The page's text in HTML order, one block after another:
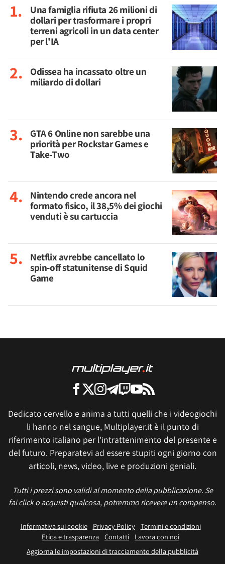
Una famiglia rifiuta 26 milioni di
dollari per trasformare i propri
terreni agricoli in un data center
per l'IA
Odissea ha incassato oltre un
miliardo di dollari
GTA 6 Online non sarebbe una
priorità per Rockstar Games e
Take-Two
Nintendo crede ancora nel
formato fisico, il 38,5% dei giochi
venduti è su cartuccia
Netflix avrebbe cancellato lo
spin-off statunitense di Squid
Game
Dedicato cervello e anima a tutti quelli che i videogiochi
li hanno nel sangue, Multiplayer.it è il punto di
riferimento italiano per l'intrattenimento del presente e
del futuro. Preparatevi ad essere stupiti ogni giorno con
articoli, news, video, live e produzioni geniali.
Tutti i prezzi sono validi al momento della pubblicazione. Se
fai click o acquisti qualcosa, potremmo ricevere un compenso.
Informativa sui cookie Privacy Policy
Termini e condizioni
Etica e trasparenza Contatti
Lavora con noi
Aggiorna le impostazioni di tracciamento della pubblicità